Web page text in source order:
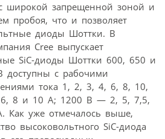
широкой запрещенной зоной и
пробоя, что и позволяет
диоды Шоттки. В
Cree выпускает
SiC-диоды Шоттки 600, 650 и
с рабочими
тока 1, 2, 3, 4, 6, 8, 10,
8 и 10 А; 1200 В — 2, 5, 7,5,
Как уже отмечалось выше,
высоковольтного SiC-диода